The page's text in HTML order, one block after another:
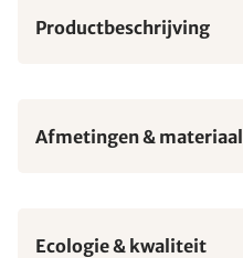
Productbeschrijving
Afmetingen & materiaal
Ecologie & kwaliteit